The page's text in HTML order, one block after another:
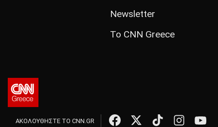
Newsletter
Το CNN Greece
ΑΚΟΛΟΥΘΗΣΤΕ ΤΟ CNN.GR